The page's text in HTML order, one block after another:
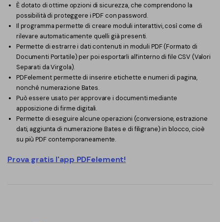
È dotato di ottime opzioni di sicurezza, che comprendono la
possibilità di proteggere i PDF con password.
Il programma permette di creare moduli interattivi, così come di
rilevare automaticamente quelli già presenti.
Permette di estrarre i dati contenuti in moduli PDF (Formato di
Documenti Portatile) per poi esportarli all’interno di file CSV (Valori
Separati da Virgola).
PDFelement permette di inserire etichette e numeri di pagina,
nonché numerazione Bates.
Può essere usato per approvare i documenti mediante
apposizione di firme digitali.
Permette di eseguire alcune operazioni (conversione, estrazione
dati, aggiunta di numerazione Bates e di filigrane) in blocco, cioè
su più PDF contemporaneamente.
Prova gratis l'app PDFelement!